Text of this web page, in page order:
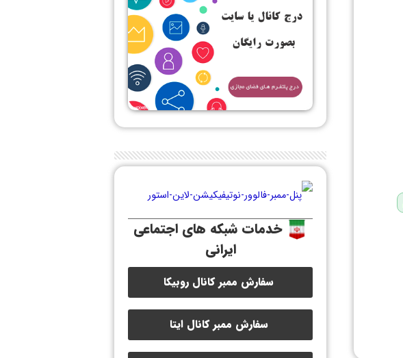
خدمات شبکه های اجتماعی
ایرانی
سفارش ممبر کانال روبیکا
سفارش ممبر کانال ایتا